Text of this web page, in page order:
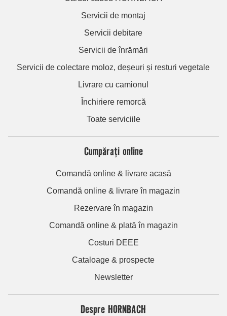
Servicii de montaj
Servicii debitare
Servicii de înrămări
Servicii de colectare moloz, deșeuri și resturi vegetale
Livrare cu camionul
Închiriere remorcă
Toate serviciile
Cumpărați online
Comandă online & livrare acasă
Comandă online & livrare în magazin
Rezervare în magazin
Comandă online & plată în magazin
Costuri DEEE
Cataloage & prospecte
Newsletter
Despre HORNBACH